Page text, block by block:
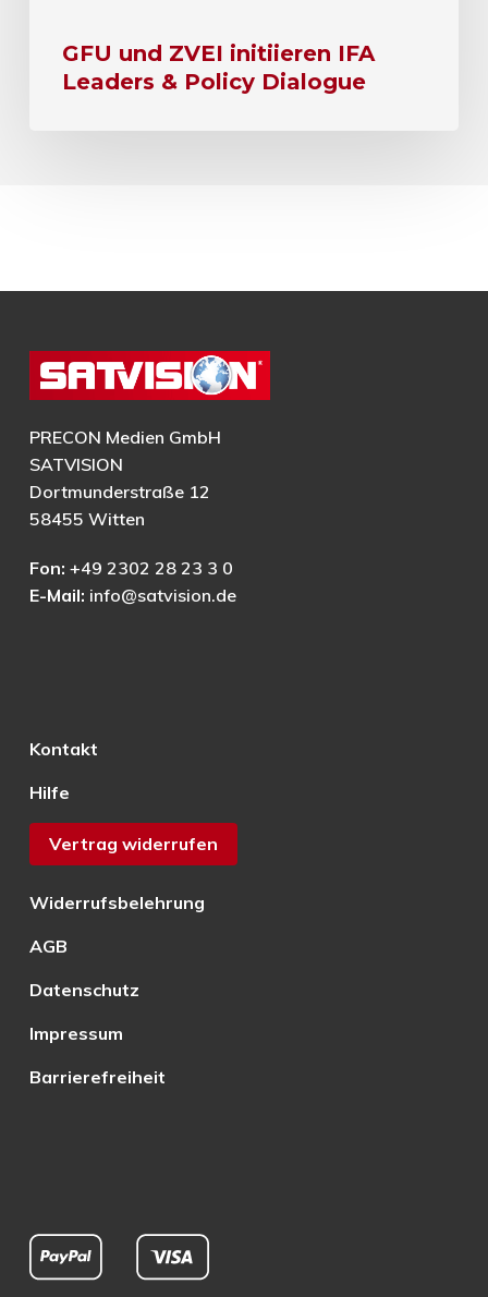
GFU und ZVEI initiieren IFA
Leaders & Policy Dialogue
PRECON Medien GmbH
SATVISION
Dortmunderstraße 12
58455 Witten
Fon: +49 2302 28 23 3 0
E-Mail: info@satvision.de
Kontakt
Hilfe
Vertrag widerrufen
Widerrufsbelehrung
AGB
Datenschutz
Impressum
Barrierefreiheit